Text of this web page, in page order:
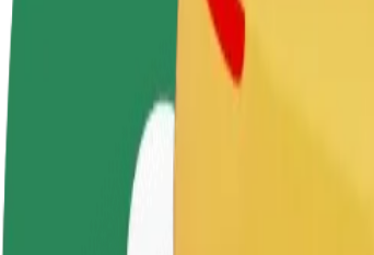
olaraq qazanın
Kuryer kimi qoşul
Yemək çatdırın və
Circle K Palanga – Nida istiqamətində
Circle K Palanga nöqtəsindən Nida nöqtəsinə